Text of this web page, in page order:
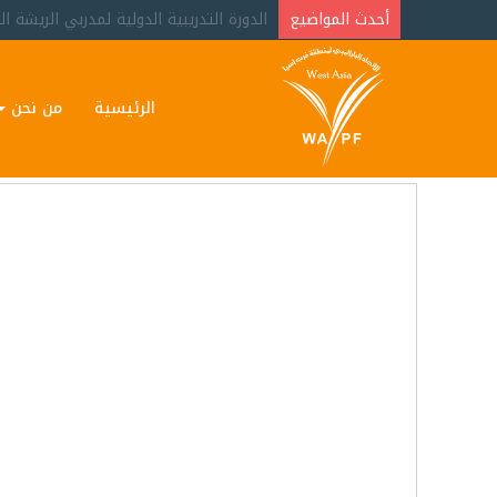
أحدث المواضيع وفاة البطلة البارالمبية الأردنية مها
الرئيسية من نحن